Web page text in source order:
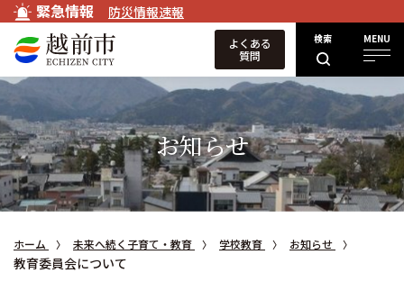
緊急情報 防災情報速報
検索 MENU
よくある
質問
お知らせ
ホーム 未来へ続く子育て・教育 学校教育 お知らせ
教育委員会について